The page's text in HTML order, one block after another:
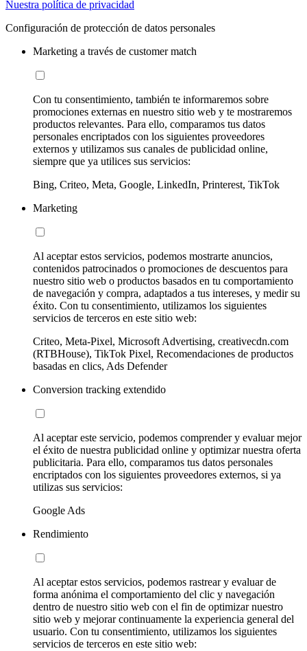
Nuestra política de privacidad
Configuración de protección de datos personales
Marketing a través de customer match
Con tu consentimiento, también te informaremos sobre
promociones externas en nuestro sitio web y te mostraremos
productos relevantes. Para ello, comparamos tus datos
personales encriptados con los siguientes proveedores
externos y utilizamos sus canales de publicidad online,
siempre que ya utilices sus servicios:
Bing, Criteo, Meta, Google, LinkedIn, Printerest, TikTok
Marketing
Al aceptar estos servicios, podemos mostrarte anuncios,
contenidos patrocinados o promociones de descuentos para
nuestro sitio web o productos basados en tu comportamiento
de navegación y compra, adaptados a tus intereses, y medir su
éxito. Con tu consentimiento, utilizamos los siguientes
servicios de terceros en este sitio web:
Criteo, Meta-Pixel, Microsoft Advertising, creativecdn.com
(RTBHouse), TikTok Pixel, Recomendaciones de productos
basadas en clics, Ads Defender
Conversion tracking extendido
Al aceptar este servicio, podemos comprender y evaluar mejor
el éxito de nuestra publicidad online y optimizar nuestra oferta
publicitaria. Para ello, comparamos tus datos personales
encriptados con los siguientes proveedores externos, si ya
utilizas sus servicios:
Google Ads
Rendimiento
Al aceptar estos servicios, podemos rastrear y evaluar de
forma anónima el comportamiento del clic y navegación
dentro de nuestro sitio web con el fin de optimizar nuestro
sitio web y mejorar continuamente la experiencia general del
usuario. Con tu consentimiento, utilizamos los siguientes
servicios de terceros en este sitio web: